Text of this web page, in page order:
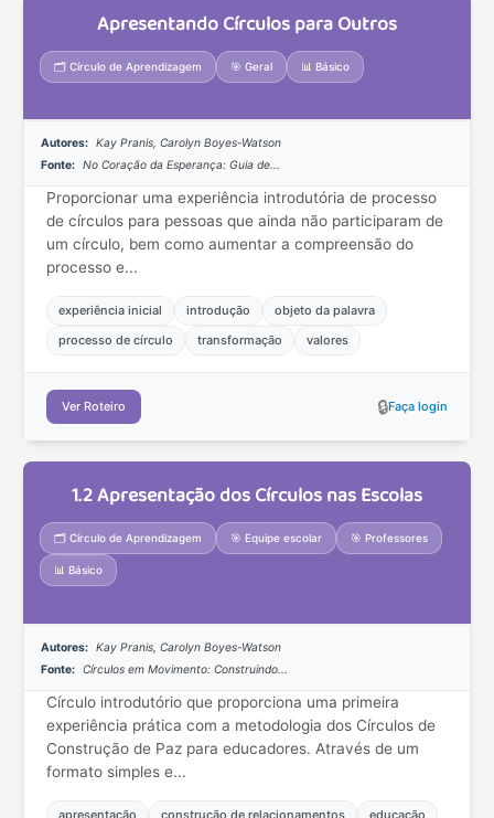
Apresentando Círculos para Outros
🗂️ Círculo de Aprendizagem 🎯 Geral 📊 Básico
Autores:
Kay Pranis, Carolyn Boyes-Watson
Fonte:
No Coração da Esperança: Guia de...
Proporcionar uma experiência introdutória de processo
de círculos para pessoas que ainda não participaram de
um círculo, bem como aumentar a compreensão do
processo e...
experiência inicial introdução
objeto da palavra
processo de círculo
transformação valores
Ver Roteiro 🔒Faça login
1.2 Apresentação dos Círculos nas Escolas
🗂️ Círculo de Aprendizagem 🎯 Equipe escolar 🎯 Professores
📊 Básico
Autores:
Kay Pranis, Carolyn Boyes-Watson
Fonte:
Círculos em Movimento: Construindo...
Círculo introdutório que proporciona uma primeira
experiência prática com a metodologia dos Círculos de
Construção de Paz para educadores. Através de um
formato simples e...
apresentação construção de relacionamentos
educação